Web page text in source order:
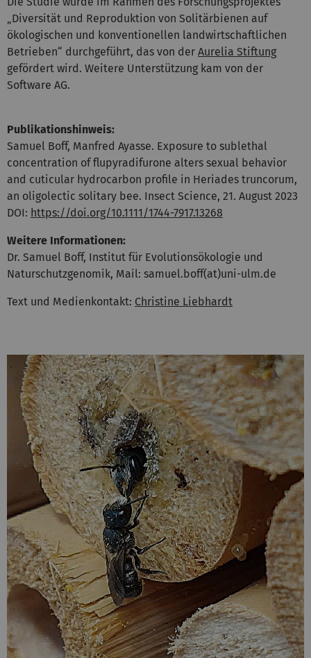
„Diversität und Reproduktion von Solitärbienen auf
ökologischen und konventionellen landwirtschaftlichen
Betrieben“ durchgeführt, das von der Aurelia Stiftung
gefördert wird. Weitere Unterstützung kam von der
Software AG.
Publikationshinweis:
Samuel Boff, Manfred Ayasse. Exposure to sublethal
concentration of flupyradifurone alters sexual behavior
and cuticular hydrocarbon profile in Heriades truncorum,
an oligolectic solitary bee. Insect Science, 21. August 2023
DOI: https://doi.org/10.1111/1744-7917.13268
Weitere Informationen:
Dr. Samuel Boff, Institut für Evolutionsökologie und
Naturschutzgenomik, Mail: samuel.boff(at)uni-ulm.de
Text und Medienkontakt: Christine Liebhardt